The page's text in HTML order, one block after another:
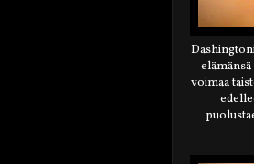
voimaa